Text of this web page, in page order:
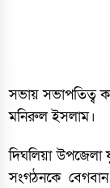
সভায় সভাপতিত্ব
মনিরুল ইসলাম।
দিঘলিয়া উপজেলা
সংগঠনকে